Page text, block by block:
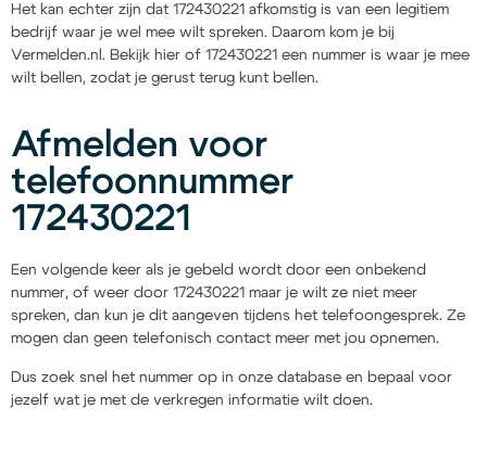
Het kan echter zijn dat 172430221 afkomstig is van een legitiem
bedrijf waar je wel mee wilt spreken. Daarom kom je bij
Vermelden.nl. Bekijk hier of 172430221 een nummer is waar je mee
wilt bellen, zodat je gerust terug kunt bellen.
Afmelden voor
telefoonnummer
172430221
Een volgende keer als je gebeld wordt door een onbekend
nummer, of weer door 172430221 maar je wilt ze niet meer
spreken, dan kun je dit aangeven tijdens het telefoongesprek. Ze
mogen dan geen telefonisch contact meer met jou opnemen.
Dus zoek snel het nummer op in onze database en bepaal voor
jezelf wat je met de verkregen informatie wilt doen.